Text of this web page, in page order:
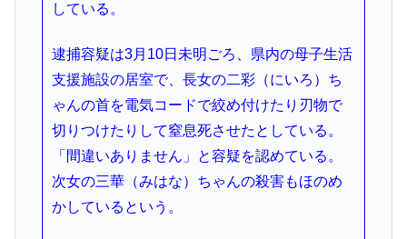
している。
逮捕容疑は3月10日未明ごろ、県内の母子生活
支援施設の居室で、長女の二彩（にいろ）ち
ゃんの首を電気コードで絞め付けたり刃物で
切りつけたりして窒息死させたとしている。
「間違いありません」と容疑を認めている。
次女の三華（みはな）ちゃんの殺害もほのめ
かしているという。